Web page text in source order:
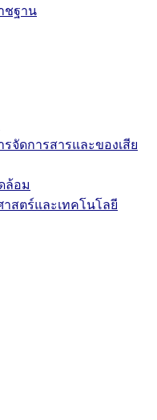
ชฐาน
จัดการสารและของเสีย
ล้อม
สตร์และเทคโนโลยี